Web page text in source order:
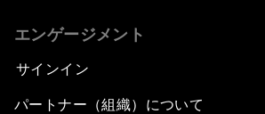
エンゲージメント
サインイン
パートナー（組織）について